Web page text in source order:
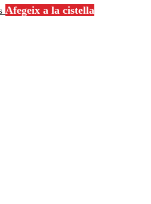
Afegeix a la cistella